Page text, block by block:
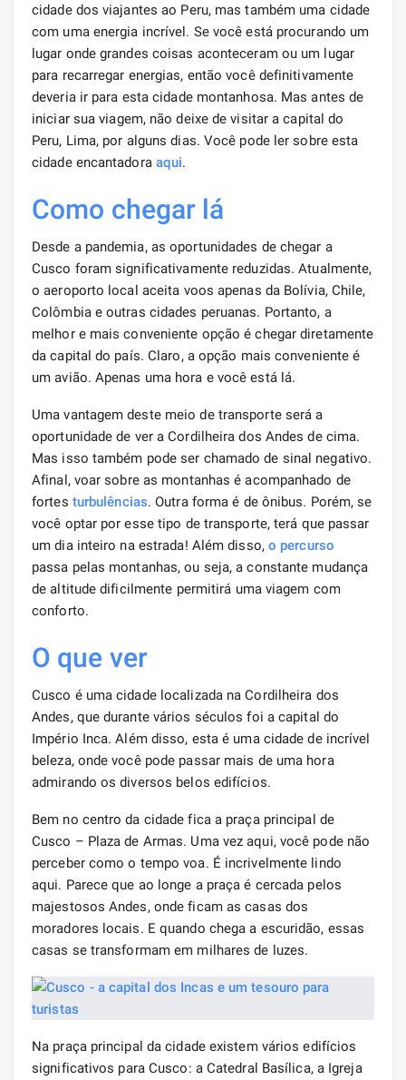
cidade dos viajantes ao Peru, mas também uma cidade
com uma energia incrível. Se você está procurando um
lugar onde grandes coisas aconteceram ou um lugar
para recarregar energias, então você definitivamente
deveria ir para esta cidade montanhosa. Mas antes de
iniciar sua viagem, não deixe de visitar a capital do
Peru, Lima, por alguns dias. Você pode ler sobre esta
cidade encantadora aqui.
Como chegar lá
Desde a pandemia, as oportunidades de chegar a
Cusco foram significativamente reduzidas. Atualmente,
o aeroporto local aceita voos apenas da Bolívia, Chile,
Colômbia e outras cidades peruanas. Portanto, a
melhor e mais conveniente opção é chegar diretamente
da capital do país. Claro, a opção mais conveniente é
um avião. Apenas uma hora e você está lá.
Uma vantagem deste meio de transporte será a
oportunidade de ver a Cordilheira dos Andes de cima.
Mas isso também pode ser chamado de sinal negativo.
Afinal, voar sobre as montanhas é acompanhado de
fortes turbulências. Outra forma é de ônibus. Porém, se
você optar por esse tipo de transporte, terá que passar
um dia inteiro na estrada! Além disso, o percurso
passa pelas montanhas, ou seja, a constante mudança
de altitude dificilmente permitirá uma viagem com
conforto.
O que ver
Cusco é uma cidade localizada na Cordilheira dos
Andes, que durante vários séculos foi a capital do
Império Inca. Além disso, esta é uma cidade de incrível
beleza, onde você pode passar mais de uma hora
admirando os diversos belos edifícios.
Bem no centro da cidade fica a praça principal de
Cusco – Plaza de Armas. Uma vez aqui, você pode não
perceber como o tempo voa. É incrivelmente lindo
aqui. Parece que ao longe a praça é cercada pelos
majestosos Andes, onde ficam as casas dos
moradores locais. E quando chega a escuridão, essas
casas se transformam em milhares de luzes.
Na praça principal da cidade existem vários edifícios
significativos para Cusco: a Catedral Basílica, a Igreja